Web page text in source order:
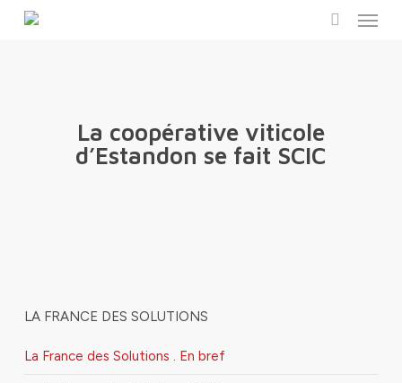
Menu
La coopérative viticole
d’Estandon se fait SCIC
LA FRANCE DES SOLUTIONS
La France des Solutions . En bref